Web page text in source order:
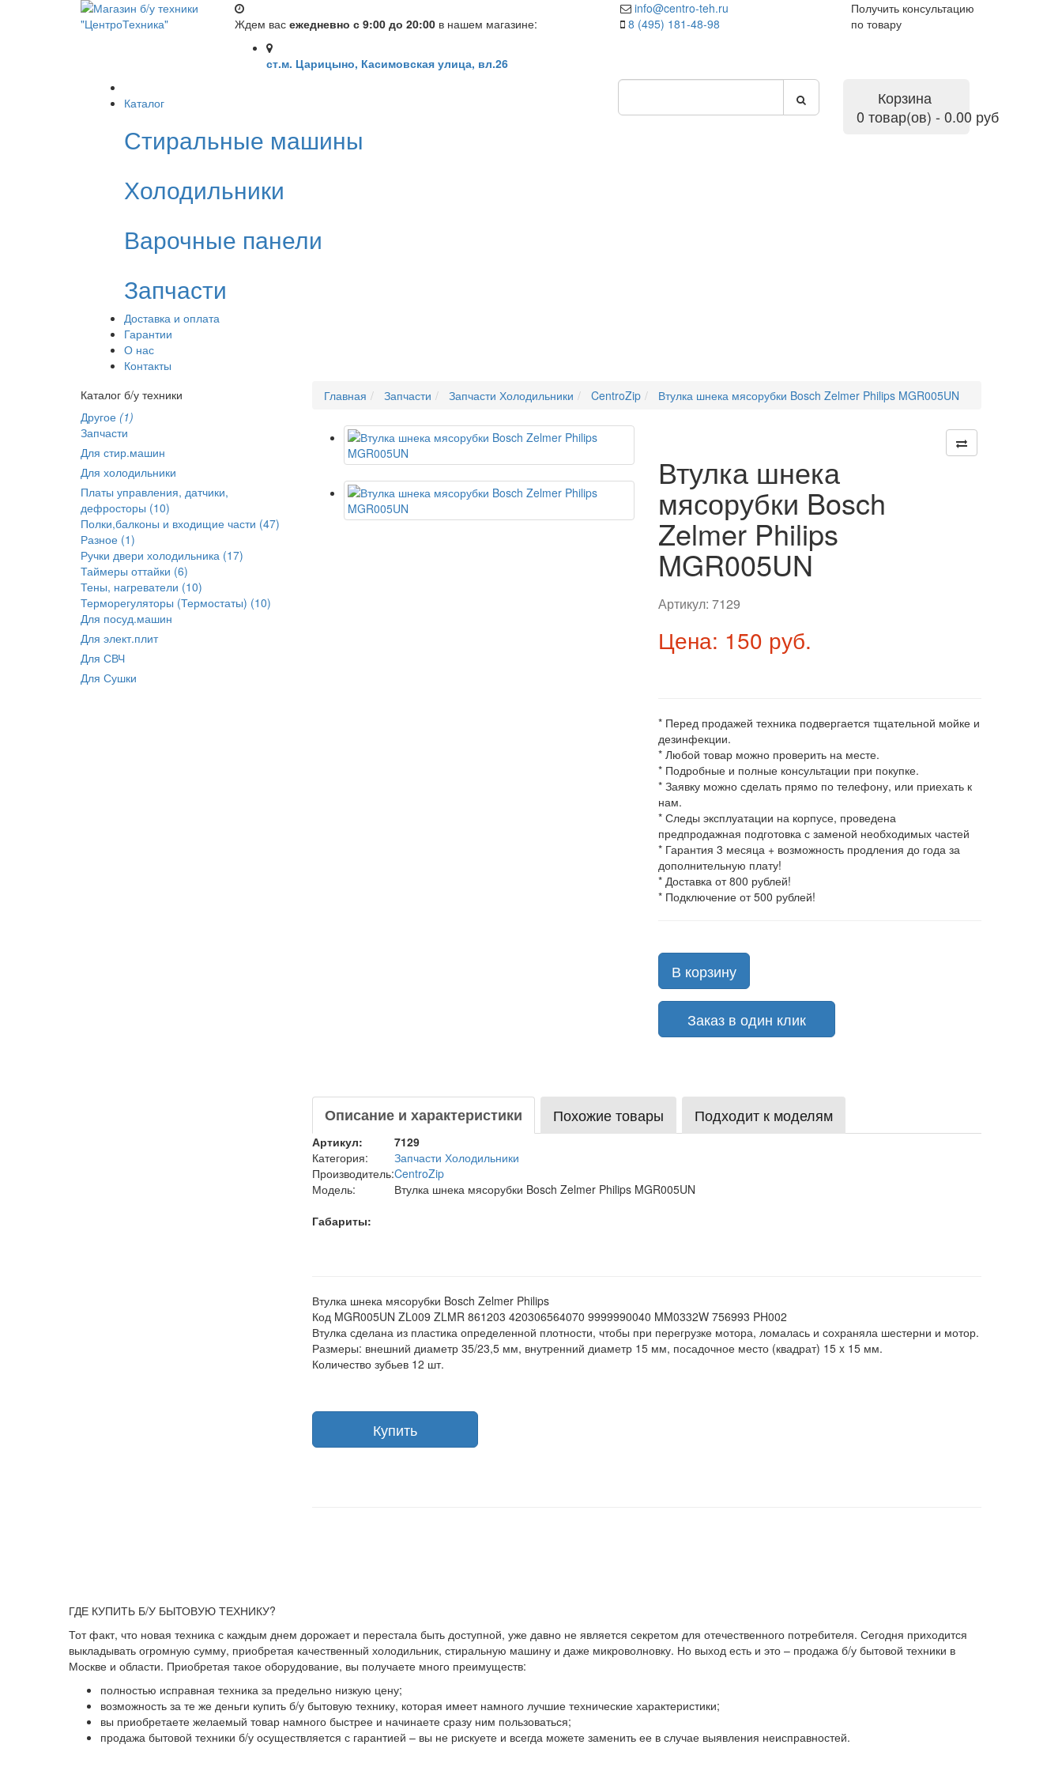
Ждем вас ежедневно с 9:00 до 20:00 в нашем магазине:
ст.м. Царицыно, Касимовская улица, вл.26
info@centro-teh.ru
8 (495) 181-48-98
Получить консультацию
по товару
Каталог
Стиральные машины
Холодильники
Варочные панели
Запчасти
Доставка и оплата
Гарантии
О нас
Контакты
Корзина
0 товар(ов) - 0.00 руб
Каталог б/у техники
Другое (1)
Запчасти
Для стир.машин
Для холодильники
Платы управления, датчики,
дефросторы (10)
Полки,балконы и входищие части (47)
Разное (1)
Ручки двери холодильника (17)
Таймеры оттайки (6)
Тены, нагреватели (10)
Терморегуляторы (Термостаты) (10)
Для посуд.машин
Для элект.плит
Для СВЧ
Для Сушки
Главная Запчасти Запчасти Холодильники CentroZip Втулка шнека мясорубки Bosch Zelmer Philips MGR005UN
Втулка шнека
мясорубки Bosch
Zelmer Philips
MGR005UN
Артикул:7129
Цена: 150 руб.
* Перед продажей техника подвергается тщательной мойке и
дезинфекции.
* Любой товар можно проверить на месте.
* Подробные и полные консультации при покупке.
* Заявку можно сделать прямо по телефону, или приехать к
нам.
* Следы эксплуатации на корпусе, проведена
предпродажная подготовка с заменой необходимых частей
* Гарантия 3 месяца + возможность продления до года за
дополнительную плату!
* Доставка от 800 рублей!
* Подключение от 500 рублей!
В корзину
Заказ в один клик
Описание и характеристики Похожие товары Подходит к моделям
Артикул:
7129
Категория:
Запчасти Холодильники
Производитель:CentroZip
Модель:
Втулка шнека мясорубки Bosch Zelmer Philips MGR005UN
Габариты:
Втулка шнека мясорубки Bosch Zelmer Philips
Код MGR005UN ZL009 ZLMR 861203 420306564070 9999990040 MM0332W 756993 PH002
Втулка сделана из пластика определенной плотности, чтобы при перегрузке мотора, ломалась и сохраняла шестерни и мотор.
Размеры: внешний диаметр 35/23,5 мм, внутренний диаметр 15 мм, посадочное место (квадрат) 15 x 15 мм.
Количество зубьев 12 шт.
ГДЕ КУПИТЬ Б/У БЫТОВУЮ ТЕХНИКУ?
Тот факт, что новая техника с каждым днем дорожает и перестала быть доступной, уже давно не является секретом для отечественного потребителя. Сегодня приходится
выкладывать огромную сумму, приобретая качественный холодильник, стиральную машину и даже микроволновку. Но выход есть и это – продажа б/у бытовой техники в
Москве и области. Приобретая такое оборудование, вы получаете много преимуществ:
полностью исправная техника за предельно низкую цену;
возможность за те же деньги купить б/у бытовую технику, которая имеет намного лучшие технические характеристики;
вы приобретаете желаемый товар намного быстрее и начинаете сразу ним пользоваться;
продажа бытовой техники б/у осуществляется с гарантией – вы не рискуете и всегда можете заменить ее в случае выявления неисправностей.